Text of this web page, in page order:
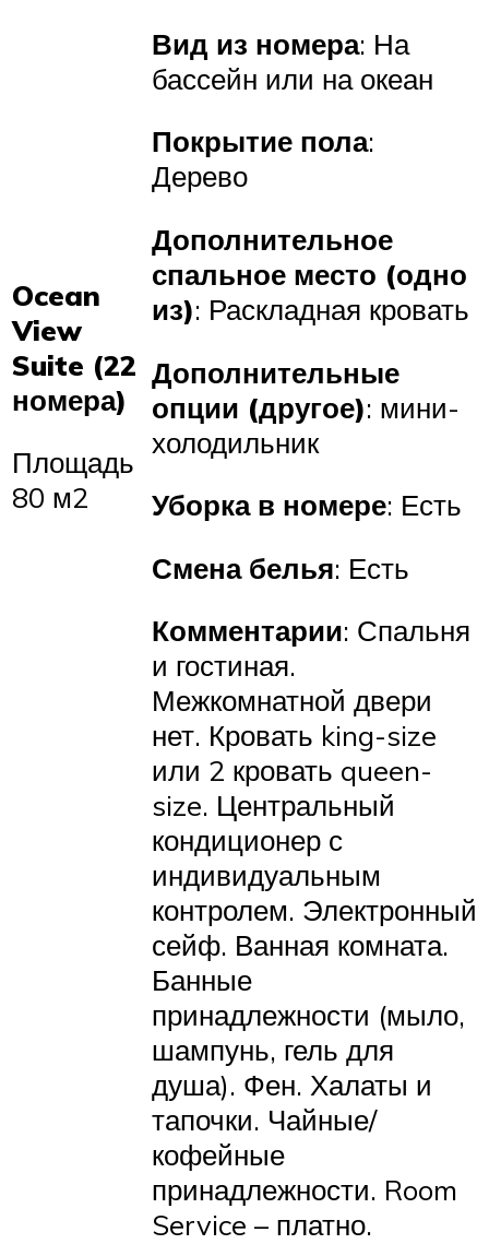
Ocean
View
Suite (22
номера)
Площадь
80 м2
Вид из номера: На
бассейн или на океан
Покрытие пола:
Дерево
Дополнительное
спальное место (одно
из): Раскладная кровать
Дополнительные
опции (другое): мини-
холодильник
Уборка в номере: Есть
Смена белья: Есть
Комментарии: Спальня
и гостиная.
Межкомнатной двери
нет. Кровать king-size
или 2 кровать queen-
size. Центральный
кондиционер с
индивидуальным
контролем. Электронный
сейф. Ванная комната.
Банные
принадлежности (мыло,
шампунь, гель для
душа). Фен. Халаты и
тапочки. Чайные/
кофейные
принадлежности. Room
Service – платно.